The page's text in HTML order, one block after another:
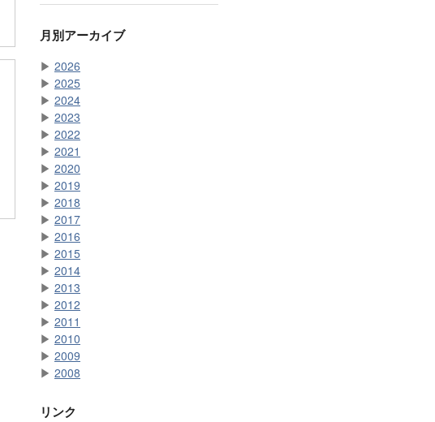
月別アーカイブ
▶ 2026
▶ 2025
▶ 2024
▶ 2023
▶ 2022
▶ 2021
▶ 2020
▶ 2019
▶ 2018
▶ 2017
▶ 2016
▶ 2015
▶ 2014
▶ 2013
▶ 2012
▶ 2011
▶ 2010
▶ 2009
▶ 2008
リンク